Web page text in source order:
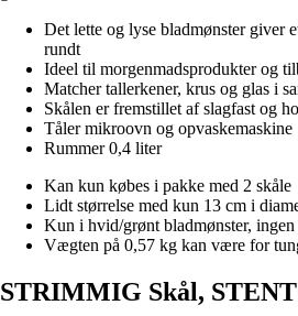
Det lette og lyse bladmønster giver
rundt
Ideel til morgenmadsprodukter og
Matcher tallerkener, krus og glas i
Skålen er fremstillet af slagfast og
Tåler mikroovn og opvaskemaskine
Rummer 0,4 liter
Kan kun købes i pakke med 2 skåle
Lidt størrelse med kun 13 cm i
Kun i hvid/grønt bladmønster,
Vægten på 0,57 kg kan være for
STRIMMIG Skål,